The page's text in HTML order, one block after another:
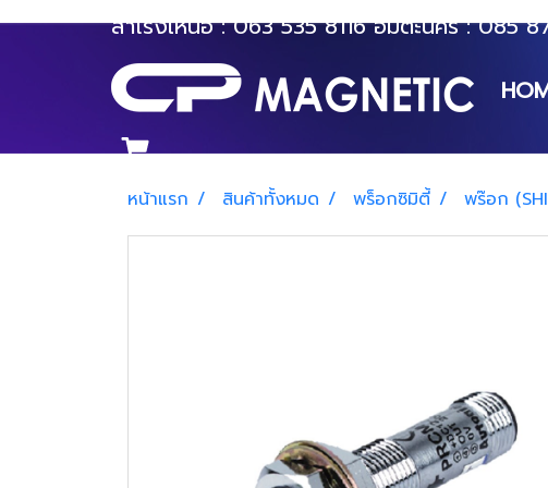
สำโรงเหนือ :063 535 8116อมตะนคร :085
หน้าแรก สินค้าทั้งหมด พร็อกซิมิตี้ พร๊อก